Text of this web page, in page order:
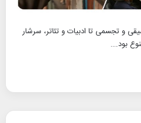
و تجسمی تا ادبیات و تئاتر، سرشار
بود.…